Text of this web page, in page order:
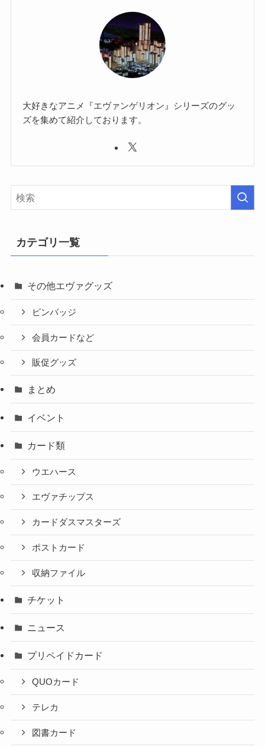
大好きなアニメ『エヴァンゲリオン』シリーズのグッ
ズを集めて紹介しております。
カテゴリ一覧
その他エヴァグッズ
ピンバッジ
会員カードなど
販促グッズ
まとめ
イベント
カード類
ウエハース
エヴァチップス
カードダスマスターズ
ポストカード
収納ファイル
チケット
ニュース
プリペイドカード
QUOカード
テレカ
図書カード